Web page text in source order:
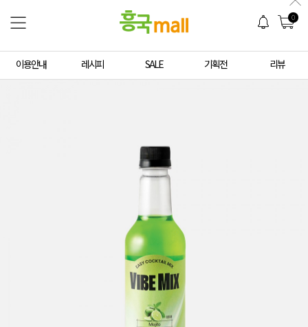
0
이용안내 레시피 SALE 기획전 리뷰